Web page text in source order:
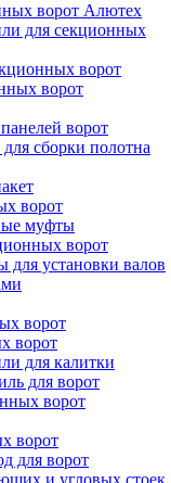
ворот Алютех
для секционных
ворот
ворот
ворот
сборки полотна
ворот
муфты
ворот
установки валов
ворот
ворот
для калитки
для ворот
ворот
ворот
для ворот
и угловых стоек